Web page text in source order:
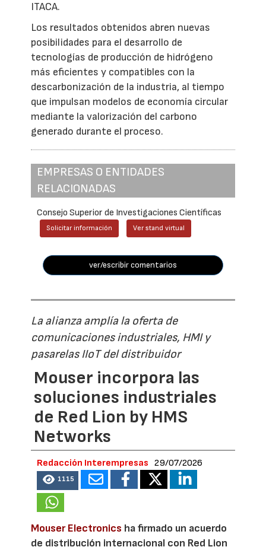
ITACA.
Los resultados obtenidos abren nuevas
posibilidades para el desarrollo de
tecnologías de producción de hidrógeno
más eficientes y compatibles con la
descarbonización de la industria, al tiempo
que impulsan modelos de economía circular
mediante la valorización del carbono
generado durante el proceso.
EMPRESAS O ENTIDADES
RELACIONADAS
Consejo Superior de Investigaciones Científicas
Solicitar información Ver stand virtual
ver/escribir comentarios
La alianza amplía la oferta de
comunicaciones industriales, HMI y
pasarelas IIoT del distribuidor
Mouser incorpora las
soluciones industriales
de Red Lion by HMS
Networks
Redacción Interempresas 29/07/2026
1115
Mouser Electronics ha firmado un acuerdo
de distribución internacional con Red Lion